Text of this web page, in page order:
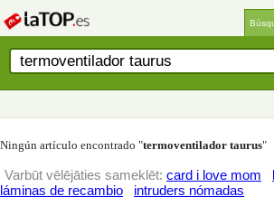
Ningún artículo encontrado "termoventilador taurus"
Varbūt vēlējāties sameklēt: card i love mom
láminas de recambio
intruders nómadas